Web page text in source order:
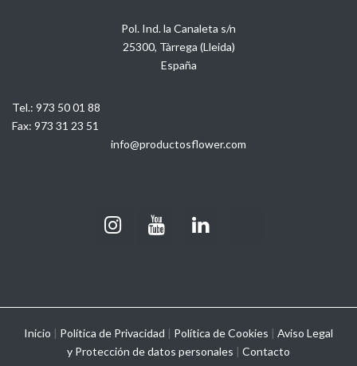
Pol. Ind. la Canaleta s/n
25300, Tàrrega (Lleida)
España
Tel.: 973 50 01 88
Fax: 973 31 23 51
info@productosflower.com
Inicio | Política de Privacidad | Política de Cookies | Aviso Legal
y Protección de datos personales | Contacto